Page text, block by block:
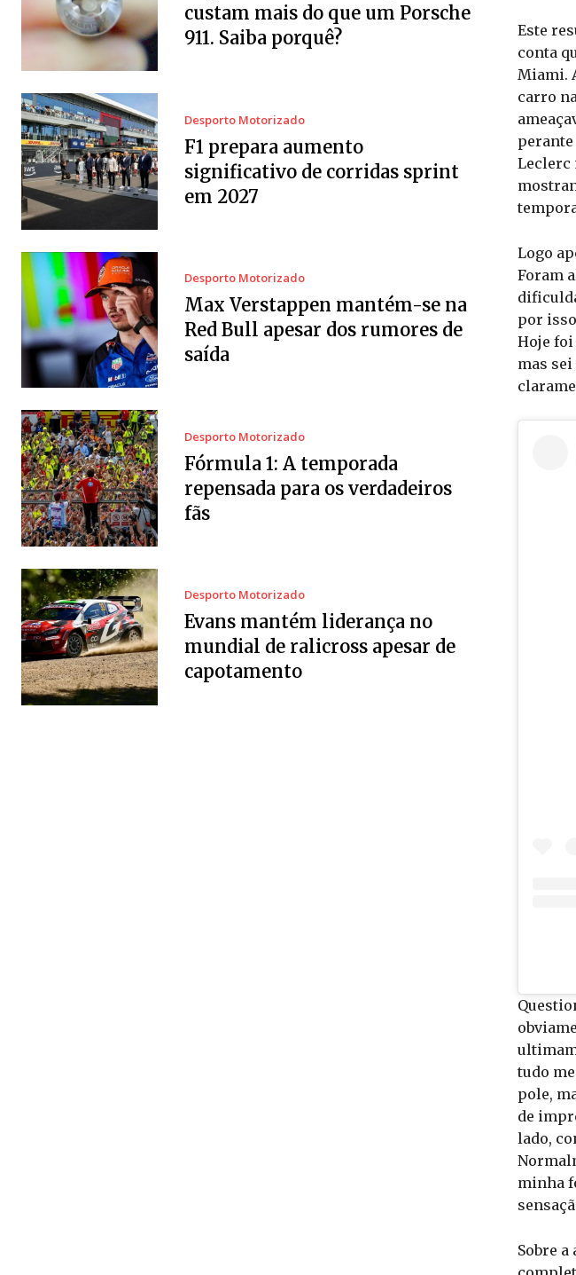
custam mais do que um Porsche
911. Saiba porquê?
Desporto Motorizado
F1 prepara aumento
significativo de corridas sprint
em 2027
Desporto Motorizado
Max Verstappen mantém-se na
Red Bull apesar dos rumores de
saída
Desporto Motorizado
Fórmula 1: A temporada
repensada para os verdadeiros
fãs
Desporto Motorizado
Evans mantém liderança no
mundial de ralicross apesar de
capotamento
Este
conta
Miami.
carro
Leclerc
Logo
Foram
por
Hoje foi
mas
tudo
pole,
de
lado,
minha
Sobre